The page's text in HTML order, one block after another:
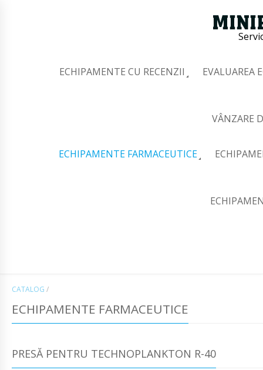
ECHIPAMENTE CU RECENZII EVALUAREA
VÂNZARE
ECHIPAMENTE FARMACEUTICE
CATALOG /
ECHIPAMENTE FARMACEUTICE
PRESĂ PENTRU TECHNOPLANKTON R-40